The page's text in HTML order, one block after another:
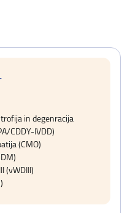
in degenracija
CDDY-IVDD)
(CMO)
(vWDIII)